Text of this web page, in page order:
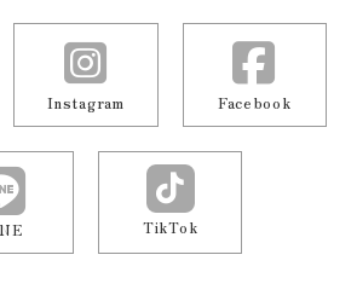
Instagram Facebook
TikTok